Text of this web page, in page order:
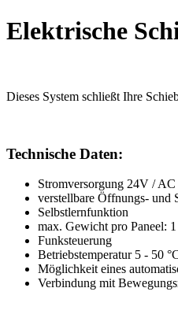
Elektrische
Dieses System schließt Ihre
Technische Daten:
Stromversorgung 24V /
verstellbare Öffnungs- und
Selbstlernfunktion
max. Gewicht pro Paneel:
Funksteuerung
Betriebstemperatur 5 - 50
Möglichkeit eines
Verbindung mit